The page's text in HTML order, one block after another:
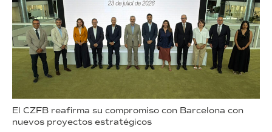
El CZFB reafirma su compromiso con Barcelona con
nuevos proyectos estratégicos